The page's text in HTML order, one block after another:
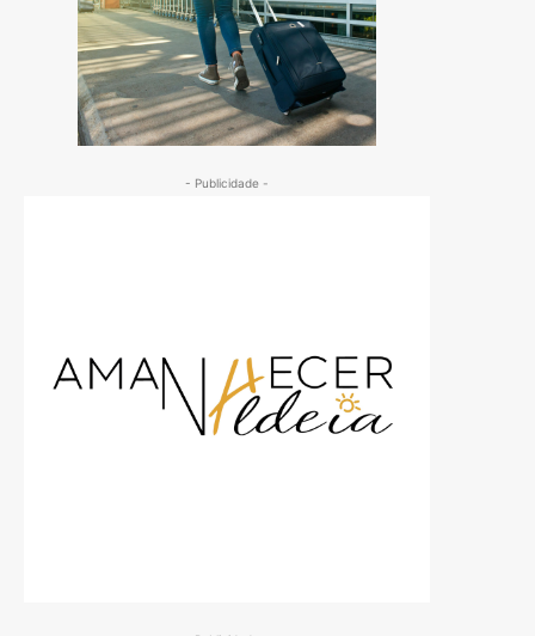
- Publicidade -